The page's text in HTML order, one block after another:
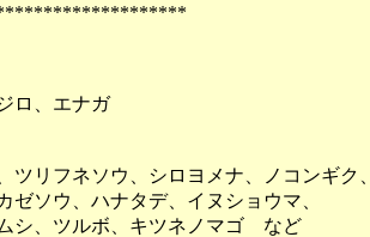
ロ、エナガ
リフネソウ、シロヨメナ、ノコンギク、
ソウ、ハナタデ、イヌショウマ、
シ、ツルボ、キツネノマゴ など